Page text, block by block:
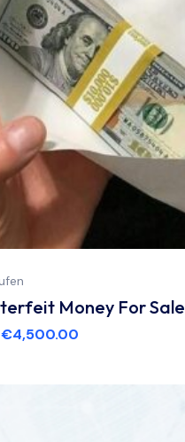
Money For Sale
€4,500.00